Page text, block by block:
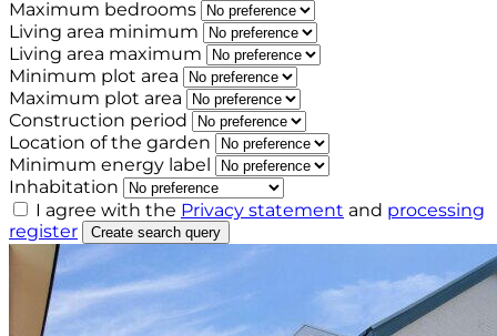
Maximum bedrooms
Living area minimum
Living area maximum
Minimum plot area
Maximum plot area
Construction period
Location of the garden
Minimum energy label
Inhabitation
I agree with the Privacy statement and processing
register
Create search query